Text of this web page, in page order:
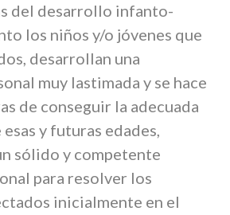
del desarrollo infanto-
los niños y/o jóvenes que
desarrollan una
muy lastimada y se hace
de conseguir la adecuada
y futuras edades,
sólido y competente
para resolver los
inicialmente en el